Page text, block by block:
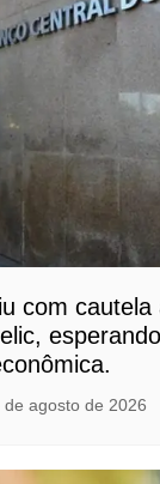
com cautela
de agosto de 2026